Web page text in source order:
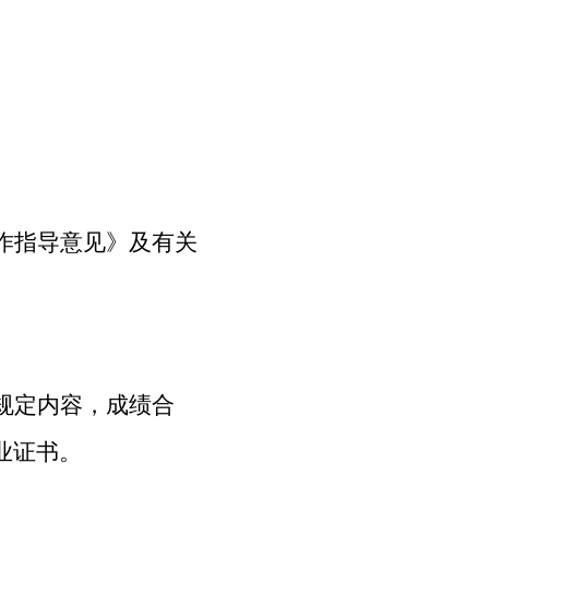
指导意见》及有关
定内容，成绩合
书。